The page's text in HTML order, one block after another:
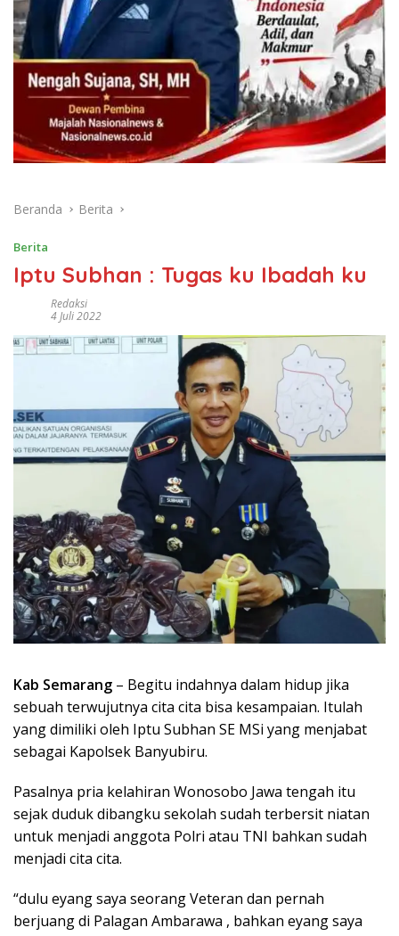
Beranda Berita
Berita
Iptu Subhan : Tugas ku Ibadah ku
Redaksi
4 Juli 2022
Kab Semarang – Begitu indahnya dalam hidup jika
sebuah terwujutnya cita cita bisa kesampaian. Itulah
yang dimiliki oleh Iptu Subhan SE MSi yang menjabat
sebagai Kapolsek Banyubiru.
Pasalnya pria kelahiran Wonosobo Jawa tengah itu
sejak duduk dibangku sekolah sudah terbersit niatan
untuk menjadi anggota Polri atau TNI bahkan sudah
menjadi cita cita.
“dulu eyang saya seorang Veteran dan pernah
berjuang di Palagan Ambarawa , bahkan eyang saya